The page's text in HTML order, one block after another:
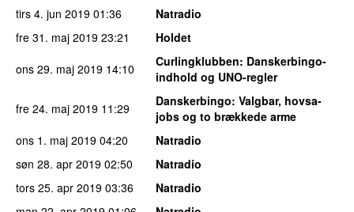
tirs 4. jun 2019 01:36
Natradio
fre 31. maj 2019 23:21
Holdet
ons 29. maj 2019 14:10 Curlingklubben: Danskerbingo-
indhold og UNO-regler
fre 24. maj 2019 11:29 Danskerbingo: Valgbar, hovsa-
jobs og to brækkede arme
ons 1. maj 2019 04:20
Natradio
søn 28. apr 2019 02:50
Natradio
tors 25. apr 2019 03:36
Natradio